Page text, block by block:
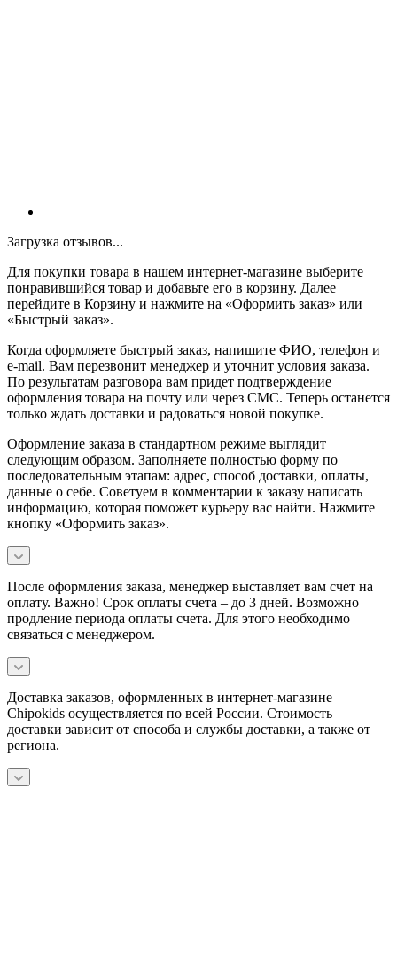
Загрузка отзывов...
Для покупки товара в нашем интернет-магазине выберите
понравившийся товар и добавьте его в корзину. Далее
перейдите в Корзину и нажмите на «Оформить заказ» или
«Быстрый заказ».
Когда оформляете быстрый заказ, напишите ФИО, телефон и
e-mail. Вам перезвонит менеджер и уточнит условия заказа.
По результатам разговора вам придет подтверждение
оформления товара на почту или через СМС. Теперь останется
только ждать доставки и радоваться новой покупке.
Оформление заказа в стандартном режиме выглядит
следующим образом. Заполняете полностью форму по
последовательным этапам: адрес, способ доставки, оплаты,
данные о себе. Советуем в комментарии к заказу написать
информацию, которая поможет курьеру вас найти. Нажмите
кнопку «Оформить заказ».
После оформления заказа, менеджер выставляет вам счет на
оплату. Важно! Срок оплаты счета – до 3 дней. Возможно
продление периода оплаты счета. Для этого необходимо
связаться с менеджером.
Доставка заказов, оформленных в интернет-магазине
Chipokids осуществляется по всей России. Стоимость
доставки зависит от способа и службы доставки, а также от
региона.